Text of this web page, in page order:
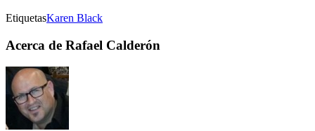
EtiquetasKaren Black
Acerca de Rafael Calderón